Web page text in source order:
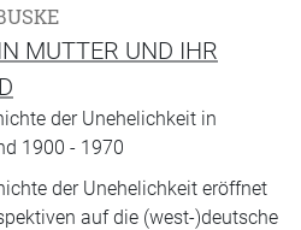
MUTTER UND IHR
der Unehelichkeit in
1900 - 1970
der Unehelichkeit eröffnet
auf die (west-)deutsche